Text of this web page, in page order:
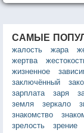
САМЫЕ
жалость
жара
жертва
жизненное
заключённый
зарплата
заря
земля
зеркало
знакомство
зрелость
зрение